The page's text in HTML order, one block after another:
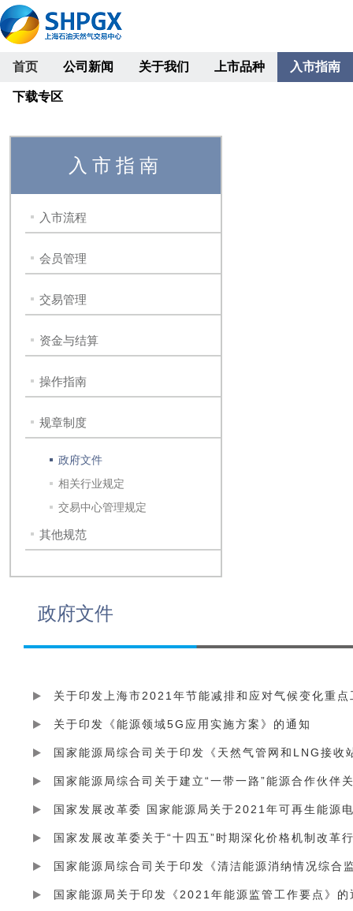
首页 公司新闻 关于我们 上市品种 入市指南
下载专区
入市指南
入市流程
会员管理
交易管理
资金与结算
操作指南
规章制度
政府文件
相关行业规定
交易中心管理规定
其他规范
政府文件
关于印发上海市2021年节能减排和应对气候变化重
关于印发《能源领域5G应用实施方案》的通知
国家能源局综合司关于印发《天然气管网和LNG接收
国家能源局综合司关于建立“一带一路”能源合作伙伴
国家发展改革委 国家能源局关于2021年可再生能源
国家发展改革委关于“十四五”时期深化价格机制改革
国家能源局综合司关于印发《清洁能源消纳情况综合
国家能源局关于印发《2021年能源监管工作要点》的